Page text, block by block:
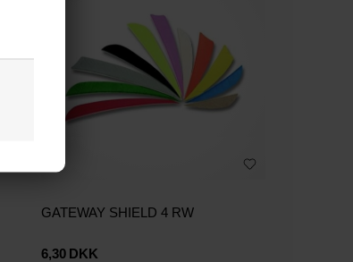
GATEWAY SHIELD 4 RW
6,30 DKK